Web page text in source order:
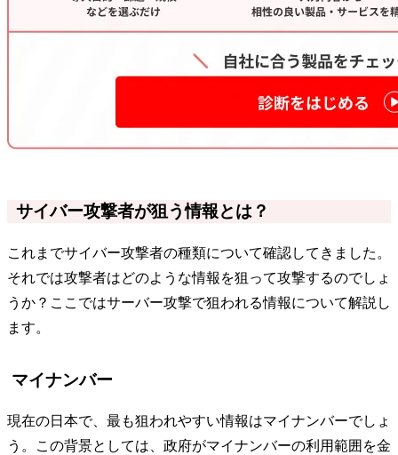
サイバー攻撃者が狙う情報とは？
これまでサイバー攻撃者の種類について確認してきました。
それでは攻撃者はどのような情報を狙って攻撃するのでしょ
うか？ここではサーバー攻撃で狙われる情報について解説し
ます。
マイナンバー
現在の日本で、最も狙われやすい情報はマイナンバーでしょ
う。この背景としては、政府がマイナンバーの利用範囲を金